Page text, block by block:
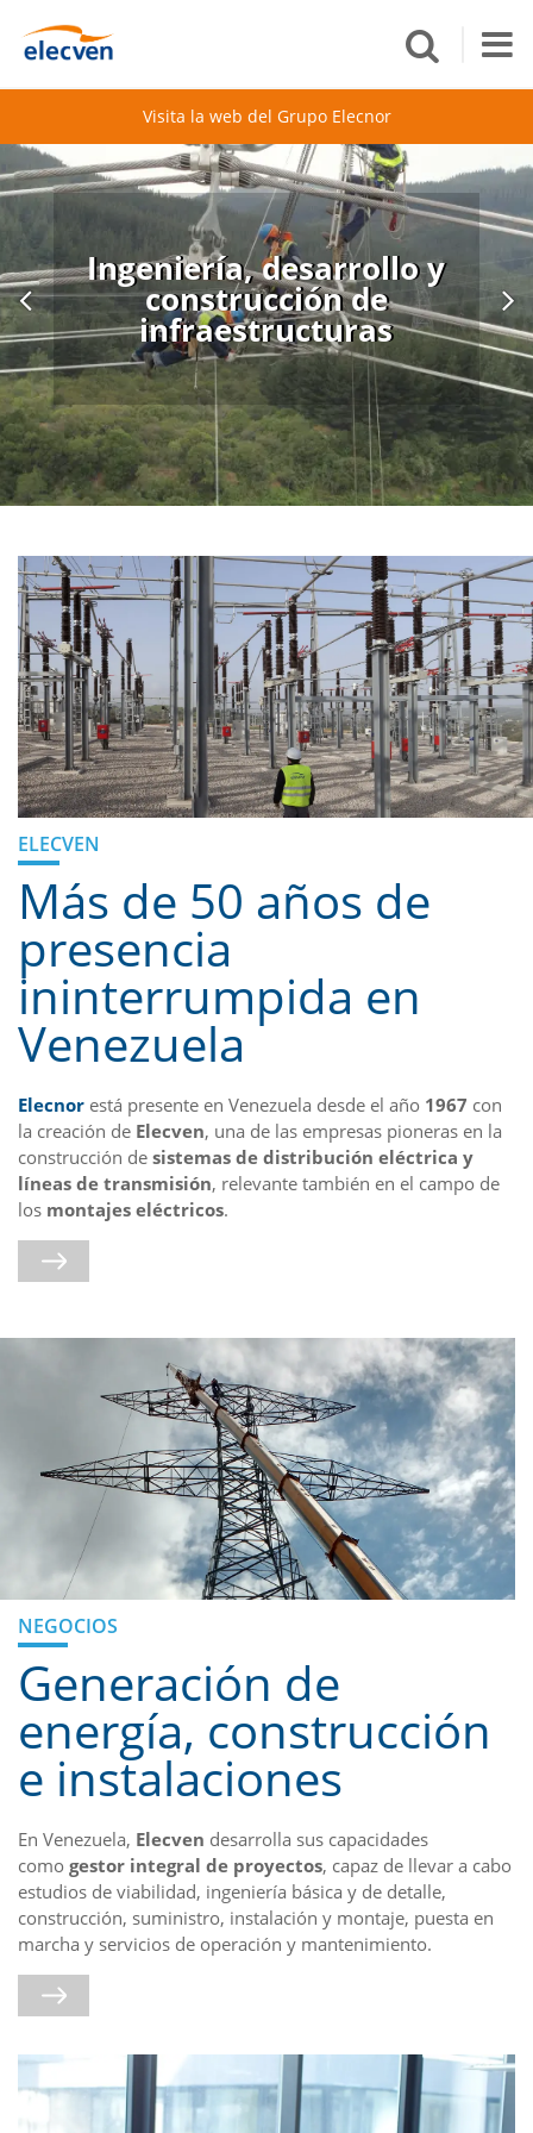
Visita la web del Grupo Elecnor
Ingeniería, desarrollo y
construcción de
infraestructuras
ELECVEN
Más de 50 años de
presencia
ininterrumpida en
Venezuela
Elecnor está presente en Venezuela desde el año 1967 con
la creación de Elecven, una de las empresas pioneras en la
construcción de sistemas de distribución eléctrica y
líneas de transmisión, relevante también en el campo de
los montajes eléctricos.
NEGOCIOS
Generación de
energía, construcción
e instalaciones
En Venezuela, Elecven desarrolla sus capacidades
como gestor integral de proyectos, capaz de llevar a cabo
estudios de viabilidad, ingeniería básica y de detalle,
construcción, suministro, instalación y montaje, puesta en
marcha y servicios de operación y mantenimiento.